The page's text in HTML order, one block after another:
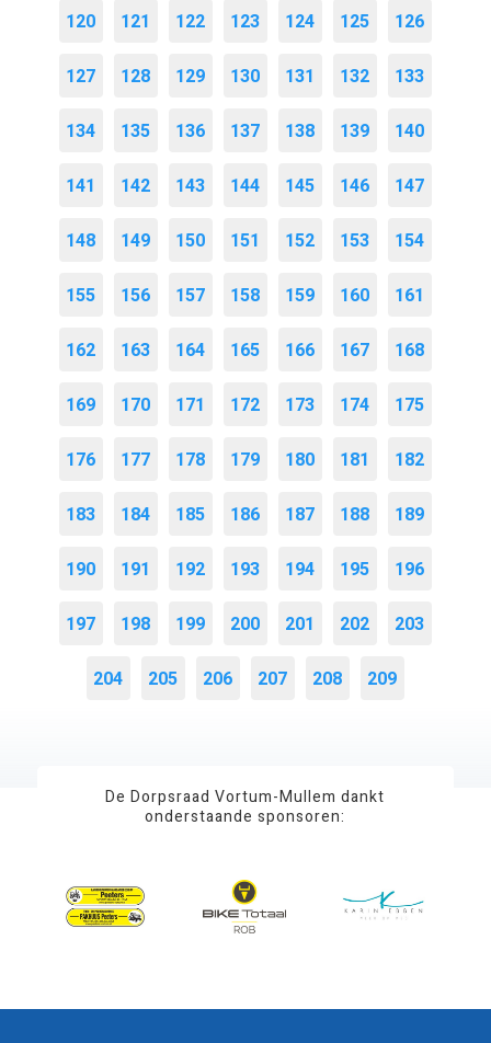
120 121 122 123 124 125 126
127 128 129 130 131 132 133
134 135 136 137 138 139 140
141 142 143 144 145 146 147
148 149 150 151 152 153 154
155 156 157 158 159 160 161
162 163 164 165 166 167 168
169 170 171 172 173 174 175
176 177 178 179 180 181 182
183 184 185 186 187 188 189
190 191 192 193 194 195 196
197 198 199 200 201 202 203
204 205 206 207 208 209
De Dorpsraad Vortum-Mullem dankt
onderstaande sponsoren: